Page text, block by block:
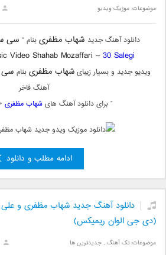
موضوعات:موزیک ویدیو
دانلود آهنگ جدید شهاب مظفریبنام “ سی
Video Shahab Mozaffari –30 Salegi
ویدیو جدید و بسیار زیبایشهاب مظفریبنام سی
آهنگ فاخر
” برای دانلود آهنگ هایشهاب مظفری
ادامه مطلب و دانلود
دانلود آهنگ جدید شهاب مظفری و علی
(دی جی الوان ریمیکس)
موضوعات:تک آهنگ ,جدیدترین ها